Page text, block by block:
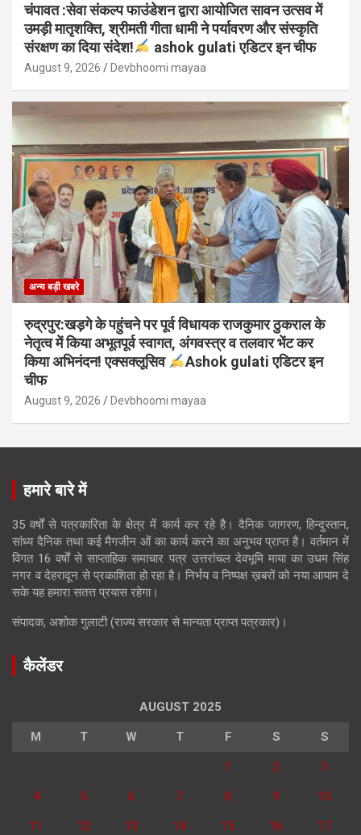
चंपावत :सेवा संकल्प फाउंडेशन द्वारा आयोजित सावन उत्सव में
उमड़ी मातृशक्ति, श्रीमती गीता धामी ने पर्यावरण और संस्कृति
संरक्षण का दिया संदेश!
ashok gulati एडिटर इन चीफ
August 9, 2026 Devbhoomi mayaa
अन्य बड़ी खबरे
रुद्रपुर:खड़गे के पहुंचने पर पूर्व विधायक राजकुमार ठुकराल के
नेतृत्व में किया अभूतपूर्व स्वागत, अंगवस्त्र व तलवार भेंट कर
किया अभिनंदन! एक्सक्लूसिव
Ashok gulati एडिटर इन
चीफ
August 9, 2026 Devbhoomi mayaa
हमारे बारे में
35 वर्षों से पत्रकारिता के क्षेत्र में कार्य कर रहे है। दैनिक जागरण, हिन्दुस्तान,
सांध्य दैनिक तथा कई मैगजीन ओं का कार्य करने का अनुभव प्राप्त है। वर्तमान में
विगत 16 वर्षों से साप्ताहिक समाचार पत्र उत्तरांचल देवभूमि माया का उधम सिंह
नगर व देहरादून से प्रकाशिता हो रहा है। निर्भय व निष्पक्ष ख़बरों को नया आयाम दे
सके यह हमारा सतत्त प्रयास रहेगा।
संपादक, अशोक गुलाटी (राज्य सरकार से मान्यता प्राप्त पत्रकार)।
कैलेंडर
AUGUST 2025
M T W T F S S
1 2 3
4 5 6 7 8 9 10
11 12 13 14 15 16 17